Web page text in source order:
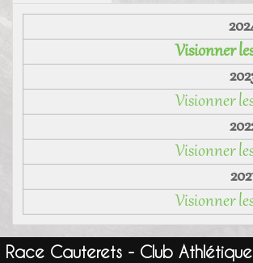
Visionner
Visionner
Visionner
Visionner
Race Cauterets - Club